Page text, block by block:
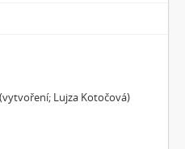
jdoucích na pohřeb
ze 60. let
Lujza Kotočová)